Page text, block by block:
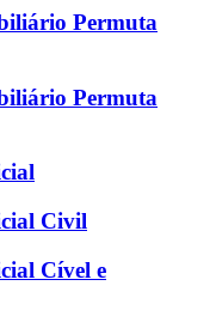
Permuta
Permuta
Civil
Cível e